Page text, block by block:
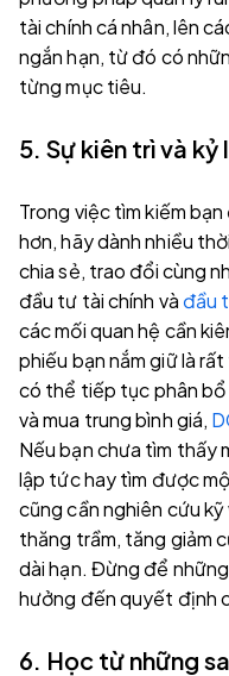
tài chính cá nhân, lên
ngắn hạn, từ đó có
từng mục tiêu.
5. Sự kiên trì và
Trong việc tìm kiếm
hơn, hãy dành nhiều
chia sẻ, trao đổi cùng
đầu tư tài chính và đầu
các mối quan hệ cần
phiếu bạn nắm giữ là
có thể tiếp tục phân
và mua trung bình giá,
Nếu bạn chưa tìm thấy
lập tức hay tìm được
cũng cần nghiên cứu
thăng trầm, tăng giảm
dài hạn. Đừng để
hưởng đến quyết định
6. Học từ những